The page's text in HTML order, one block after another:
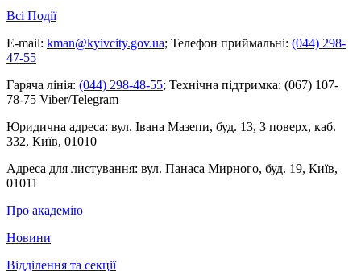
Всі Події
E-mail: kman@kyivcity.gov.ua; Телефон приймальні: (044) 298-
47-55
Гаряча лінія: (044) 298-48-55; Технічна підтримка: (067) 107-
78-75 Viber/Telegram
Юридична адреса: вул. Івана Мазепи, буд. 13, 3 поверх, каб.
332, Київ, 01010
Адреса для листування: вул. Панаса Мирного, буд. 19, Київ,
01011
Про академію
Новини
Відділення та секції